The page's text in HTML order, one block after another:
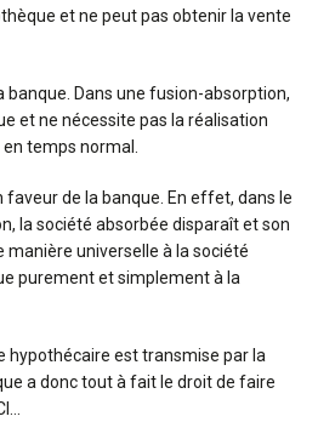
et ne peut pas obtenir la vente
banque. Dans une fusion-absorption,
et ne nécessite pas la réalisation
temps normal.
faveur de la banque. En effet, dans le
la société absorbée disparaît et son
universelle à la société
purement et simplement à la
hypothécaire est transmise par la
a donc tout à fait le droit de faire